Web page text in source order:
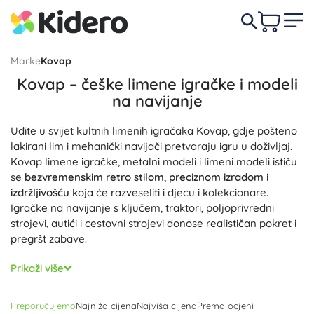
MarkeKovap
Kovap – češke limene igračke i modeli
na navijanje
Uđite u svijet kultnih limenih igračaka Kovap, gdje pošteno
lakirani lim i mehanički navijači pretvaraju igru u doživljaj.
Kovap limene igračke, metalni modeli i limeni modeli ističu
se bezvremenskim retro stilom, preciznom izradom i
izdržljivošću koja će razveseliti i djecu i kolekcionare.
Igračke na navijanje s ključem, traktori, poljoprivredni
strojevi, autići i cestovni strojevi donose realističan pokret i
pregršt zabave.
Svaki Kovap model od kvalitetnog lima s vrhunskim tiskom
nudi vjerne detalje i funkcionalne elemente. Mehanički
potiče spretnost i razumijevanje principa kretanja. Kovap
Prikaži više
PreporučujemoNajniža cijenaNajviša cijenaPrema ocjeni